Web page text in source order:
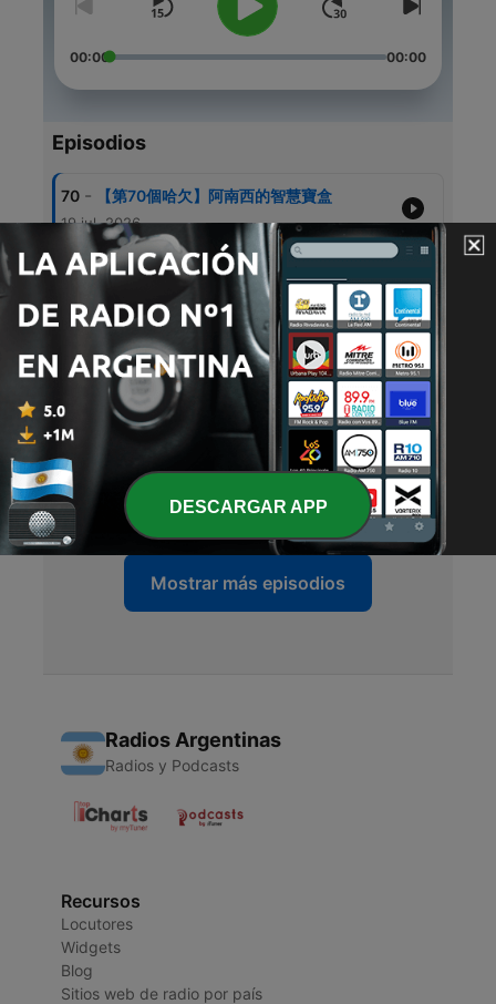
00:00 00:00
Episodios
70 - 【第70個哈欠】阿南西的智慧寶盒
19 jul. 2026
69 - 【第69個哈欠】愛畫貓的男孩
【第68個哈欠】星星銀幣
19 jun. 2026
67 【第67個哈欠】飯糰滾阿滾
09 jun. 2026
66 【第66個哈欠】石頭湯
19 mayo 2026
Mostrar más episodios
Radios Argentinas
Radios y Podcasts
Recursos
Locutores
Widgets
Blog
Sitios web de radio por país
DESCARGAR APP